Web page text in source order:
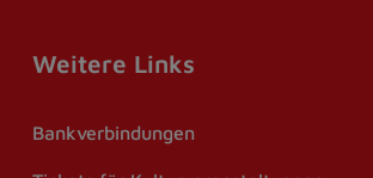
Weitere Links
Bankverbindungen